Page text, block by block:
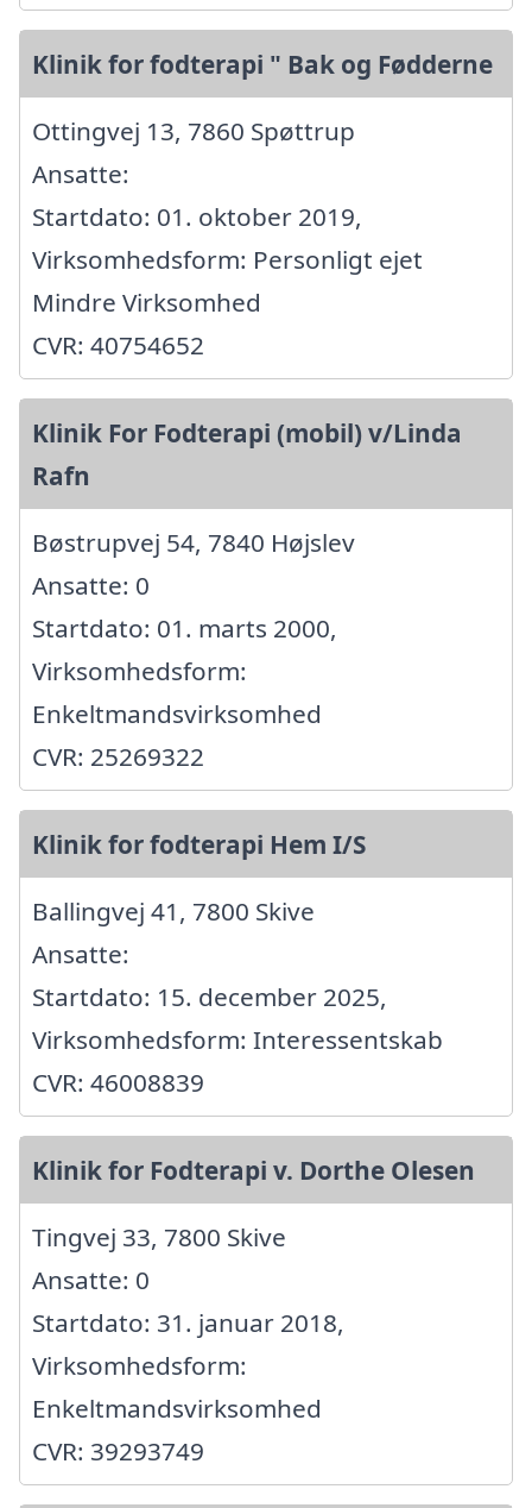
Klinik for fodterapi " Bak og Fødderne
Ottingvej 13, 7860 Spøttrup
Ansatte:
Startdato: 01. oktober 2019,
Virksomhedsform: Personligt ejet
Mindre Virksomhed
CVR: 40754652
Klinik For Fodterapi (mobil) v/Linda
Rafn
Bøstrupvej 54, 7840 Højslev
Ansatte: 0
Startdato: 01. marts 2000,
Virksomhedsform:
Enkeltmandsvirksomhed
CVR: 25269322
Klinik for fodterapi Hem I/S
Ballingvej 41, 7800 Skive
Ansatte:
Startdato: 15. december 2025,
Virksomhedsform: Interessentskab
CVR: 46008839
Klinik for Fodterapi v. Dorthe Olesen
Tingvej 33, 7800 Skive
Ansatte: 0
Startdato: 31. januar 2018,
Virksomhedsform:
Enkeltmandsvirksomhed
CVR: 39293749